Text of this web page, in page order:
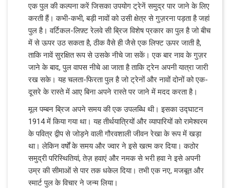
एक पुल की कल्पना करें जिसका उपयोग ट्रेनें समुद्र पार जाने के लिए
करती हैं। कभी-कभी, बड़ी नावों को उसी क्षेत्र से गुज़रना पड़ता है जहां
पुल है। वर्टिकल-लिफ़्ट रेलवे सी ब्रिज विशेष प्रकार का पुल है जो बीच
में से ऊपर उठ सकता है, ठीक वैसे ही जैसे एक लिफ्ट ऊपर जाती है,
ताकि नावें सुरक्षित रूप से उसके नीचे जा सकें। एक बार नाव के गुज़र
जाने के बाद, पुल वापस नीचे आ जाता है ताकि ट्रेन अपनी यात्रा जारी
रख सके। यह चलता-फिरता पुल है जो ट्रेनों और नावों दोनों को एक-
दूसरे के रास्ते में आए बिना अपने रास्ते पर जाने में मदद करता है।
मूल पम्बन ब्रिज अपने समय की एक उपलब्धि थी। इसका उद्घाटन
1914 में किया गया था। यह तीर्थयात्रियों और व्यापारियों को रामेश्वरम
के पवित्र द्वीप से जोड़ने वाली गौरवशाली जीवन रेखा के रूप में खड़ा
था। लेकिन वर्षों के समय और ज्वार ने इसे खत्म कर दिया। कठोर
समुद्री परिस्थितियां, तेज़ हवाएं और नमक से भरी हवा ने इसे अपनी
उम्र की सीमाओं से पार तक धकेल दिया। तभी एक नए, मजबूत और
स्मार्ट पुल के विचार ने जन्म लिया।